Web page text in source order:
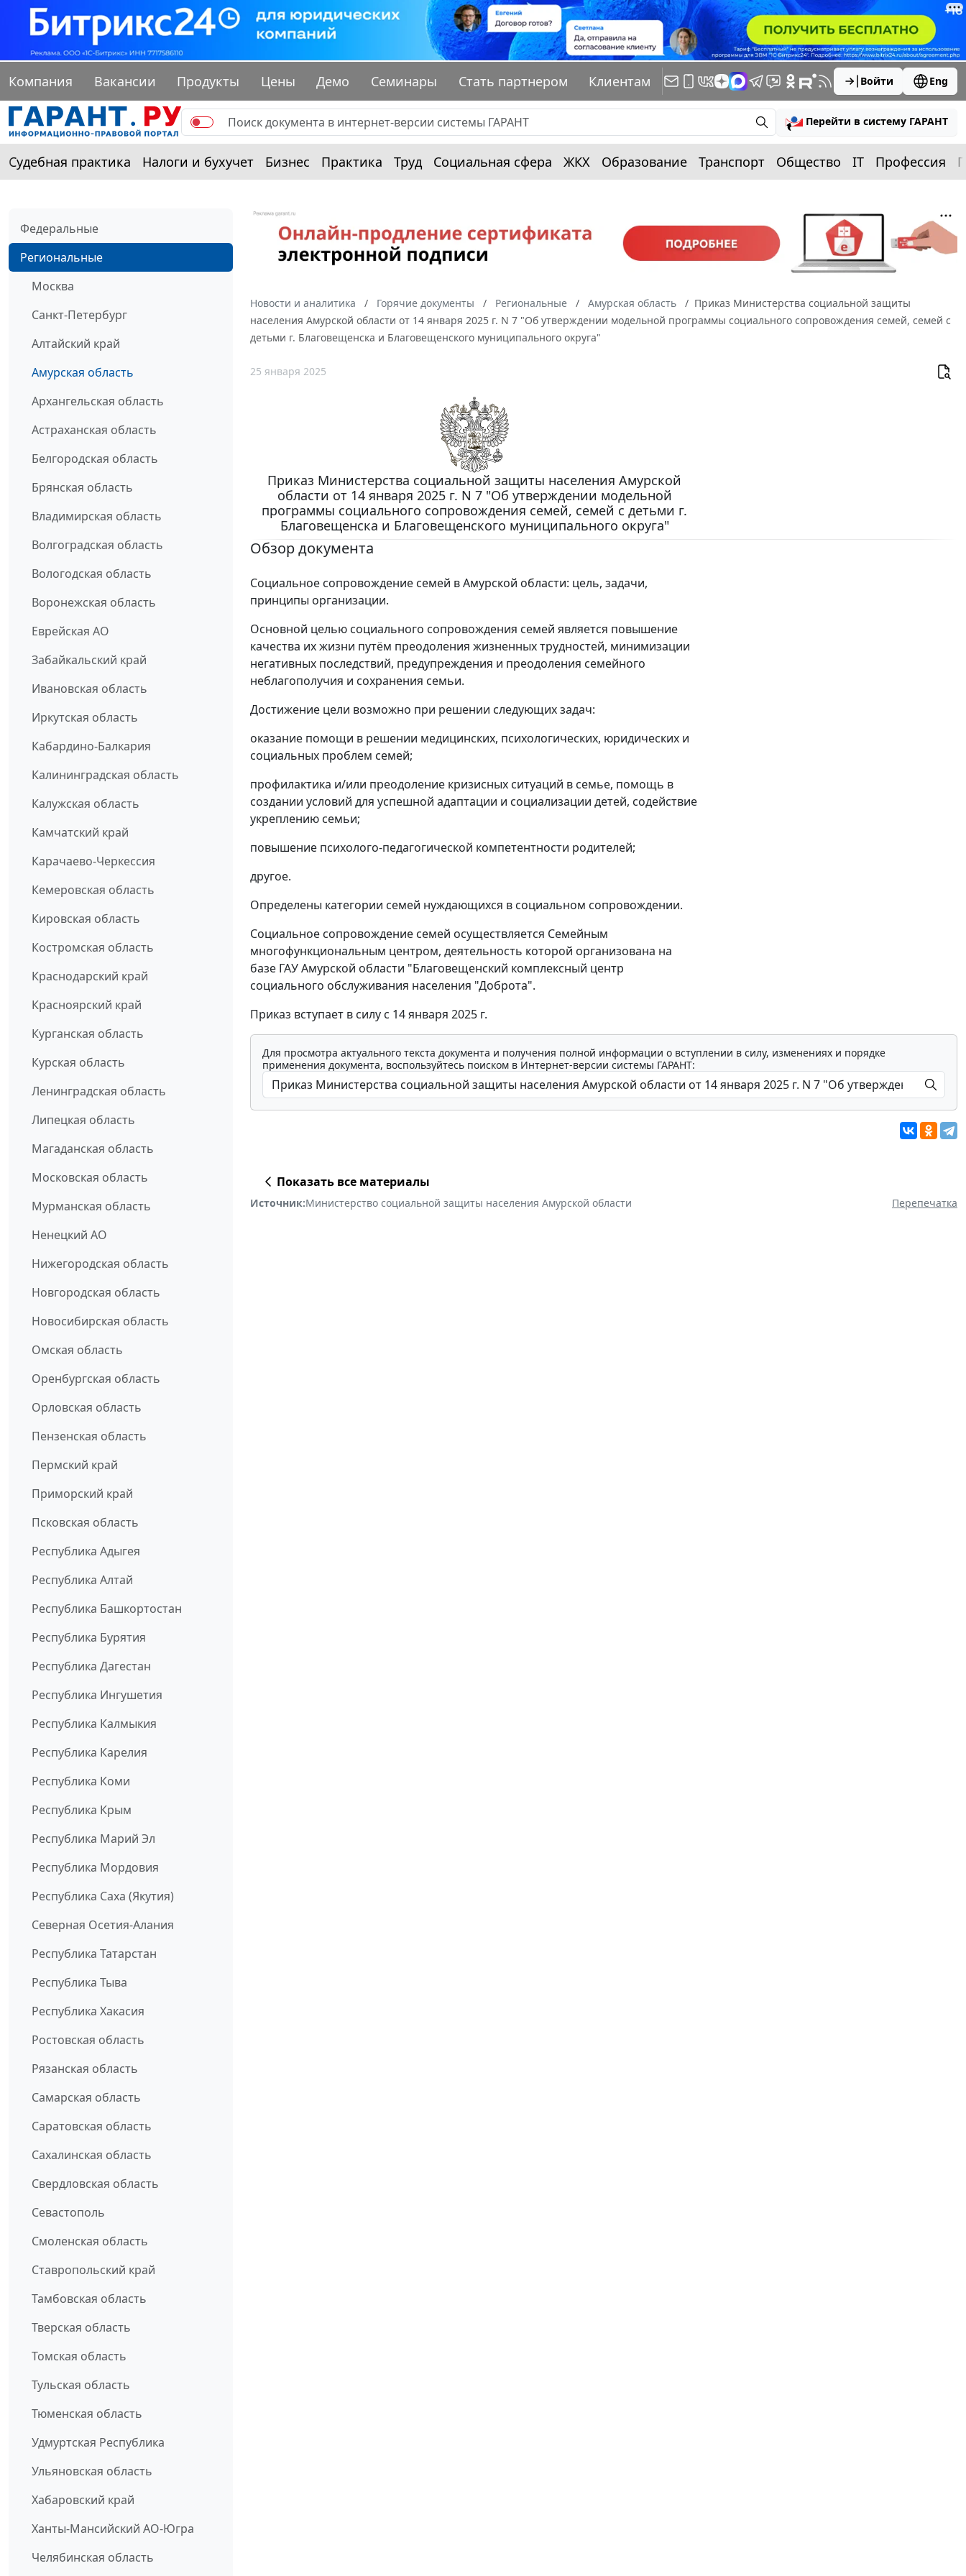
Компания Вакансии Продукты Цены Демо Семинары Стать партнером Клиентам Войти Eng
Перейти в систему ГАРАНТ
Судебная практика Налоги и бухучет Бизнес Практика Труд Социальная сфера ЖКХ Образование Транспорт Общество IT Профессия
Федеральные
Региональные
Москва
Санкт-Петербург
Алтайский край
Амурская область
Архангельская область
Астраханская область
Белгородская область
Брянская область
Владимирская область
Волгоградская область
Вологодская область
Воронежская область
Еврейская АО
Забайкальский край
Ивановская область
Иркутская область
Кабардино-Балкария
Калининградская область
Калужская область
Камчатский край
Карачаево-Черкессия
Кемеровская область
Кировская область
Костромская область
Краснодарский край
Красноярский край
Курганская область
Курская область
Ленинградская область
Липецкая область
Магаданская область
Московская область
Мурманская область
Ненецкий АО
Нижегородская область
Новгородская область
Новосибирская область
Омская область
Оренбургская область
Орловская область
Пензенская область
Пермский край
Приморский край
Псковская область
Республика Адыгея
Республика Алтай
Республика Башкортостан
Республика Бурятия
Республика Дагестан
Республика Ингушетия
Республика Калмыкия
Республика Карелия
Республика Коми
Республика Крым
Республика Марий Эл
Республика Мордовия
Республика Саха (Якутия)
Северная Осетия-Алания
Республика Татарстан
Республика Тыва
Республика Хакасия
Ростовская область
Рязанская область
Самарская область
Саратовская область
Сахалинская область
Свердловская область
Севастополь
Смоленская область
Ставропольский край
Тамбовская область
Тверская область
Томская область
Тульская область
Тюменская область
Удмуртская Республика
Ульяновская область
Хабаровский край
Ханты-Мансийский АО-Югра
Челябинская область
Новости и аналитика Горячие документы Региональные Амурская область
Приказ Министерства социальной защиты
населения Амурской области от 14 января 2025 г. N 7 "Об утверждении модельной программы социального сопровождения семей, семей с
детьми г. Благовещенска и Благовещенского муниципального округа"
25 января 2025
Приказ Министерства социальной защиты населения Амурской
области от 14 января 2025 г. N 7 "Об утверждении модельной
программы социального сопровождения семей, семей с детьми г.
Благовещенска и Благовещенского муниципального округа"
Обзор документа
Социальное сопровождение семей в Амурской области: цель, задачи,
принципы организации.
Основной целью социального сопровождения семей является повышение
качества их жизни путём преодоления жизненных трудностей, минимизации
негативных последствий, предупреждения и преодоления семейного
неблагополучия и сохранения семьи.
Достижение цели возможно при решении следующих задач:
оказание помощи в решении медицинских, психологических, юридических и
социальных проблем семей;
профилактика и/или преодоление кризисных ситуаций в семье, помощь в
создании условий для успешной адаптации и социализации детей, содействие
укреплению семьи;
повышение психолого-педагогической компетентности родителей;
другое.
Определены категории семей нуждающихся в социальном сопровождении.
Социальное сопровождение семей осуществляется Семейным
многофункциональным центром, деятельность которой организована на
базе ГАУ Амурской области "Благовещенский комплексный центр
социального обслуживания населения "Доброта".
Приказ вступает в силу с 14 января 2025 г.
Для просмотра актуального текста документа и получения полной информации о вступлении в силу, изменениях и порядке
применения документа, воспользуйтесь поиском в Интернет-версии системы ГАРАНТ:
Показать все материалы
Источник:Министерство социальной защиты населения Амурской области Перепечатка